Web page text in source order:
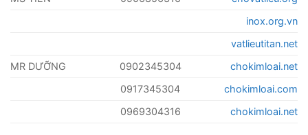
inox.org.vn
vatlieutitan.net
MR DƯỠNG
0902345304
chokimloai.net
0917345304
chokimloai.com
0969304316
chokimloai.net